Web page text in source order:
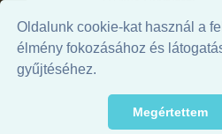
Oldalunk cookie-kat használ a
élmény fokozásához és
gyűjtéséhez.
Megértettem